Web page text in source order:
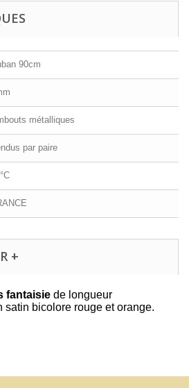
90cm
métalliques
par paire
+
fantaisie de longueur
satin bicolore rouge et orange.